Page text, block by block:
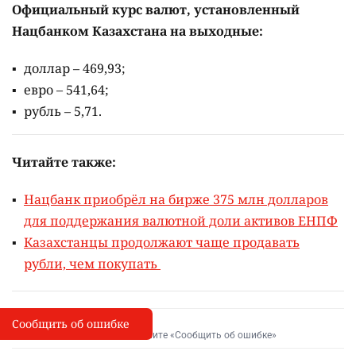
Официальный курс валют, установленный
Нацбанком Казахстана на выходные:
доллар – 469,93;
евро – 541,64;
рубль – 5,71.
Читайте также:
Нацбанк приобрёл на бирже 375 млн долларов
для поддержания валютной доли активов ЕНПФ
Казахстанцы продолжают чаще продавать
рубли, чем покупать
I
Сообщить об опечатке
Выделите фрагмент и нажмите «Сообщить об ошибке»
Сообщить об ошибке